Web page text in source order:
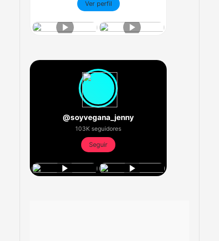
Ver perfil
@soyvegana_jenny
103K seguidores
Seguir